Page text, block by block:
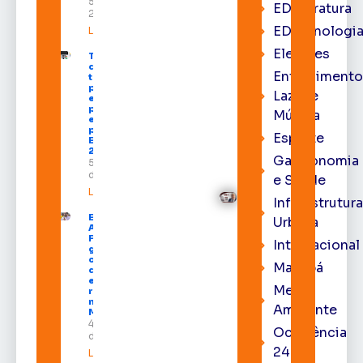
2026
Leia mais »
TSE define
divisão do
tempo de
propaganda
eleitoral e
participação
em debates
para as
Eleições
2026
5 de agosto
de 2026
Leia mais »
Emenda de
Acácio
Favacho
garante
climatização
de todas as
escolas da
rede
municipal de
Macapá
4 de agosto
de 2026
Leia mais »
EDliteratura
Eleições
Lazer e
Música
Esporte
Gastronomia
e Saúde
Infraestrutura
Urbana
Internacional
Macapá
Meio
Ambiente
Ocorrência
24h